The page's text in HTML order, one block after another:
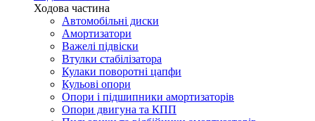
Ходова частина
Автомобільні диски
Амортизатори
Важелі підвіски
Втулки стабілізатора
Кулаки поворотні цапфи
Кульові опори
Опори і підшипники амортизаторів
Опори двигуна та КПП